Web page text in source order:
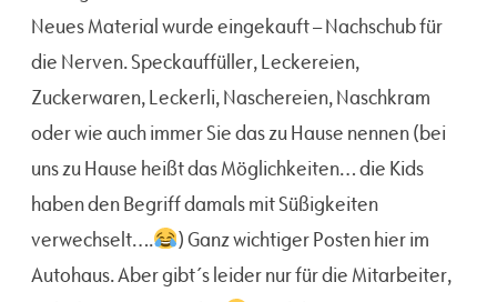
Neues Material wurde eingekauft – Nachschub für
die Nerven. Speckauffüller, Leckereien,
Zuckerwaren, Leckerli, Naschereien, Naschkram
oder wie auch immer Sie das zu Hause nennen (bei
uns zu Hause heißt das Möglichkeiten… die Kids
haben den Begriff damals mit Süßigkeiten
verwechselt….
) Ganz wichtiger Posten hier im
Autohaus. Aber gibt´s leider nur für die Mitarbeiter,